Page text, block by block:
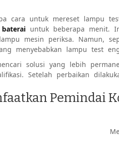
cara untuk mereset lampu
baterai untuk beberapa menit.
mesin periksa. Namun,
menyebabkan lampu test
solusi yang lebih
Setelah perbaikan
Pemindai